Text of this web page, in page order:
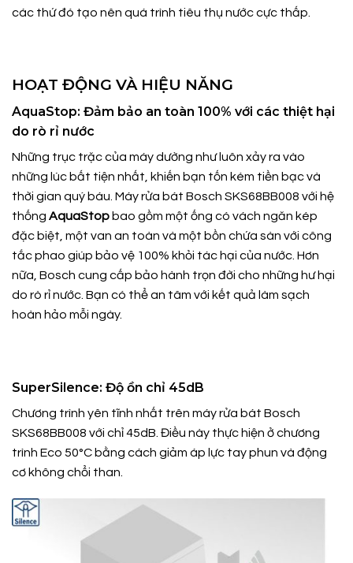
các thứ đó tạo nên quá trình tiêu thụ nước cực thấp.
HOẠT ĐỘNG VÀ HIỆU NĂNG
AquaStop: Đảm bảo an toàn 100% với các thiệt hại
do rò rỉ nước
Những trục trặc của máy dường như luôn xảy ra vào
những lúc bất tiện nhất, khiến bạn tốn kém tiền bạc và
thời gian quý báu. Máy rửa bát Bosch SKS68BB008 với hệ
thống AquaStop bao gồm một ống có vách ngăn kép
đặc biệt, một van an toàn và một bồn chứa sàn với công
tắc phao giúp bảo vệ 100% khỏi tác hại của nước. Hơn
nữa, Bosch cung cấp bảo hành trọn đời cho những hư hại
do rò rỉ nước. Bạn có thể an tâm với kết quả làm sạch
hoàn hảo mỗi ngày.
SuperSilence: Độ ồn chỉ 45dB
Chương trình yên tĩnh nhất trên máy rửa bát Bosch
SKS68BB008 với chỉ 45dB. Điều này thực hiện ở chương
trình Eco 50°C bằng cách giảm áp lực tay phun và động
cơ không chổi than.